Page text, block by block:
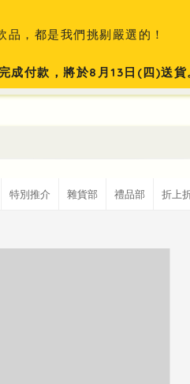
，都是我們挑剔嚴選的！
付款，將於8月13日(四)送貨
特別推介 雜貨部 禮品部 折上